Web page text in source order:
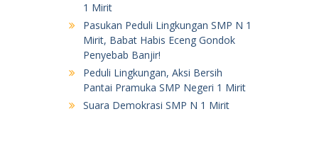
1 Mirit
Pasukan Peduli Lingkungan SMP N 1
Mirit, Babat Habis Eceng Gondok
Penyebab Banjir!
Peduli Lingkungan, Aksi Bersih
Pantai Pramuka SMP Negeri 1 Mirit
Suara Demokrasi SMP N 1 Mirit